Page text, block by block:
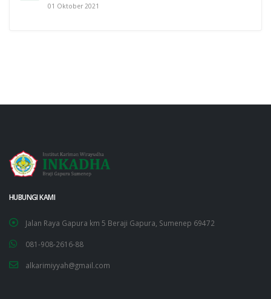
01 Oktober 2021
HUBUNGI KAMI
Jalan Raya Gapura km 5 Beraji Gapura, Sumenep 69472
081-908-2616-88
alkarimiyyah@gmail.com